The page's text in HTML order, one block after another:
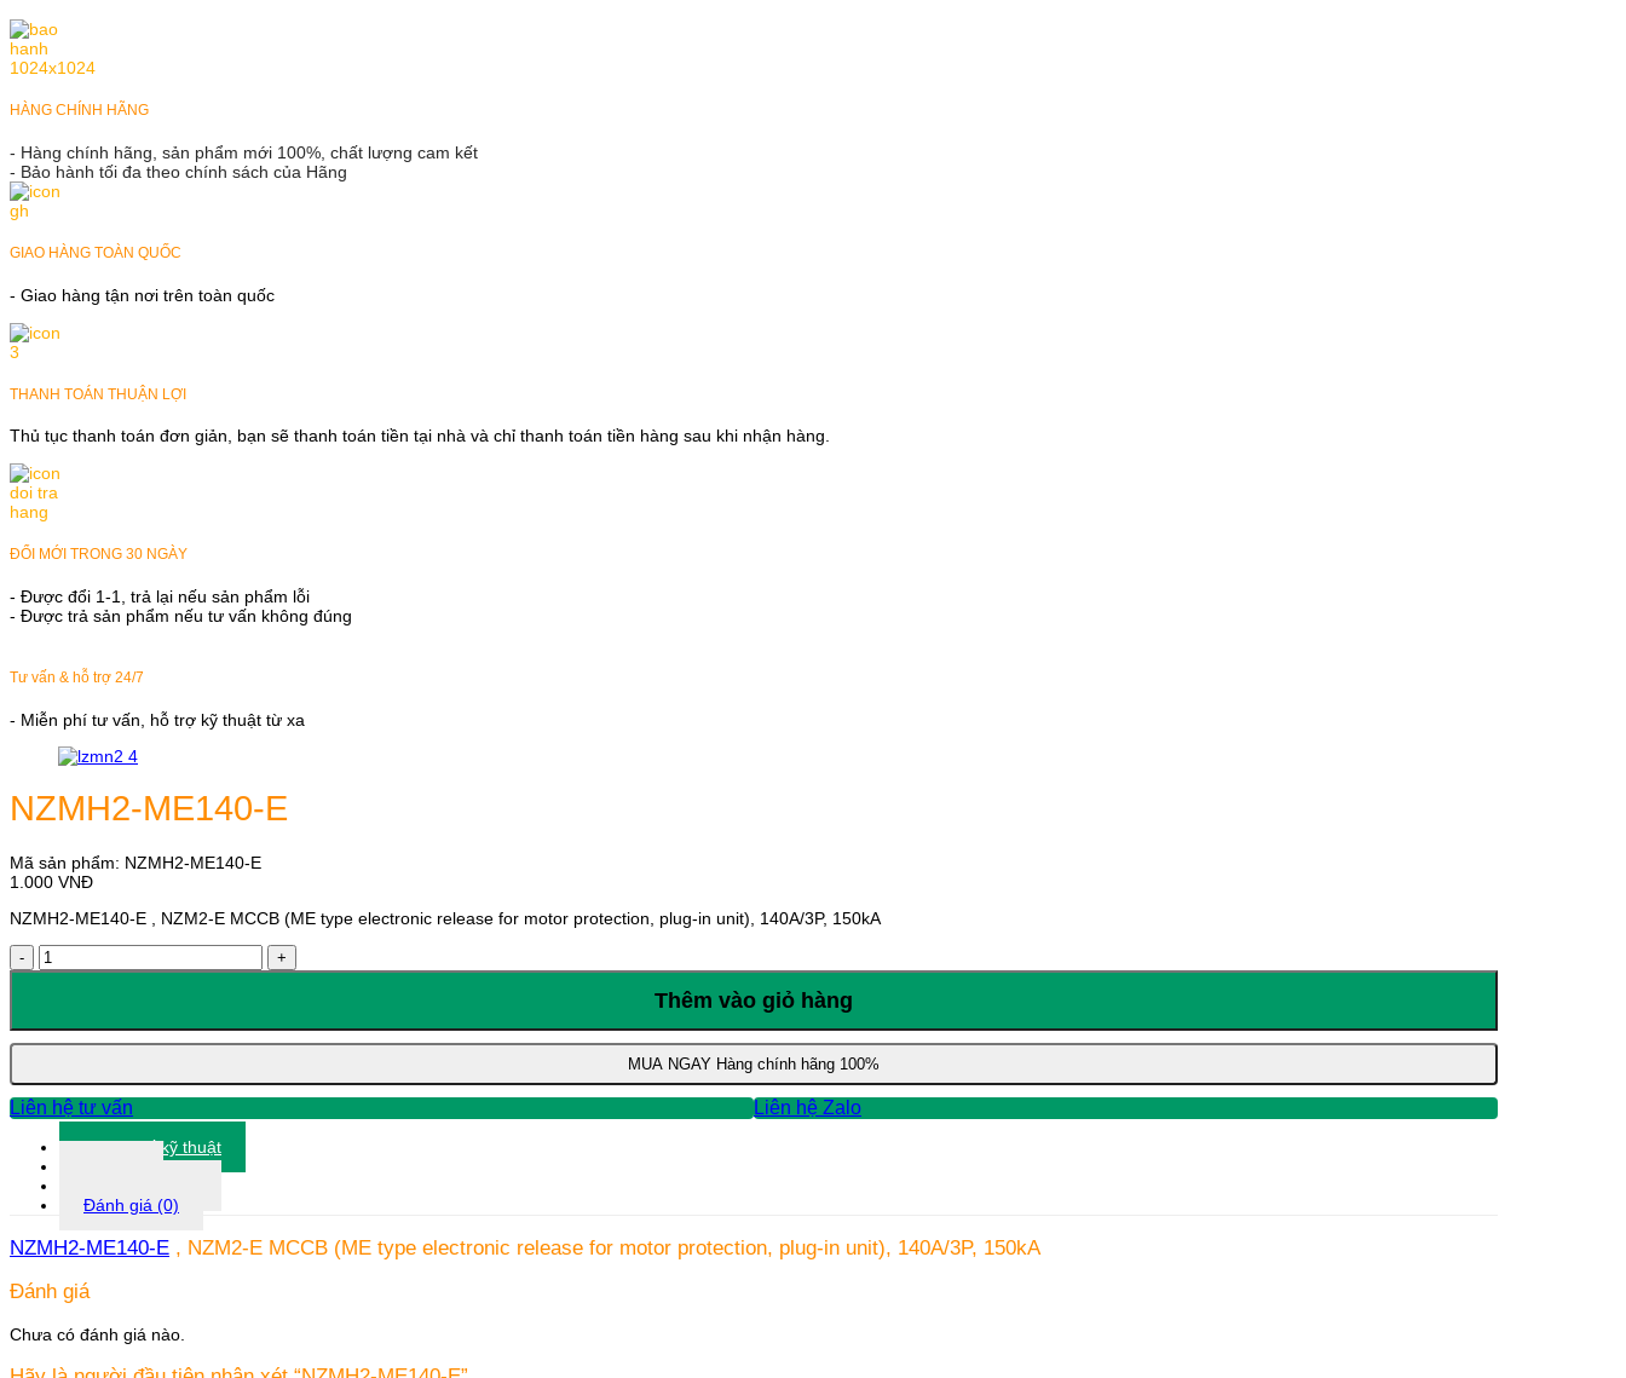
HÀNG CHÍNH HÃNG
- Hàng chính hãng, sản phẩm mới 100%, chất lượng cam kết
- Bảo hành tối đa theo chính sách của Hãng
GIAO HÀNG TOÀN QUỐC
- Giao hàng tận nơi trên toàn quốc
THANH TOÁN THUẬN LỢI
Thủ tục thanh toán đơn giản, bạn sẽ thanh toán tiền tại nhà và chỉ thanh toán tiền hàng sau khi nhận hàng.
ĐỔI MỚI TRONG 30 NGÀY
- Được đổi 1-1, trả lại nếu sản phẩm lỗi
- Được trả sản phẩm nếu tư vấn không đúng
Tư vấn & hỗ trợ 24/7
- Miễn phí tư vấn, hỗ trợ kỹ thuật từ xa
NZMH2-ME140-E
Mã sản phẩm: NZMH2-ME140-E
1.000 VNĐ
NZMH2-ME140-E , NZM2-E MCCB (ME type electronic release for motor protection, plug-in unit), 140A/3P, 150kA
NZMH2-
ME140-
lượng
Thêm vào giỏ hàng
MUA NGAY Hàng chính hãng 100%
Liên hệ tư vấn Liên hệ Zalo
Thông số kỹ thuật
Đánh giá (0)
NZMH2-ME140-E , NZM2-E MCCB (ME type electronic release for motor protection, plug-in unit), 140A/3P, 150kA
Đánh giá
Chưa có đánh giá nào.